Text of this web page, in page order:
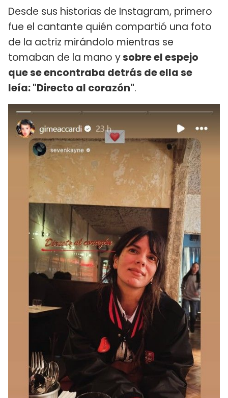
Desde sus historias de Instagram, primero
fue el cantante quién compartió una foto
de la actriz mirándolo mientras se
tomaban de la mano ysobre el espejo
que se encontraba detrás de ella se
leía: "Directo al corazón".